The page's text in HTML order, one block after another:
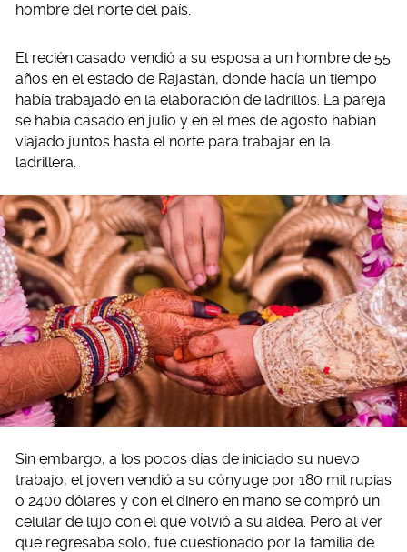
hombre del norte del país.
El recién casado vendió a su esposa a un hombre de 55
años en el estado de Rajastán, donde hacía un tiempo
había trabajado en la elaboración de ladrillos. La pareja
se había casado en julio y en el mes de agosto habían
viajado juntos hasta el norte para trabajar en la
ladrillera.
Sin embargo, a los pocos días de iniciado su nuevo
trabajo, el joven vendió a su cónyuge por 180 mil rupias
o 2400 dólares y con el dinero en mano se compró un
celular de lujo con el que volvió a su aldea. Pero al ver
que regresaba solo, fue cuestionado por la familia de